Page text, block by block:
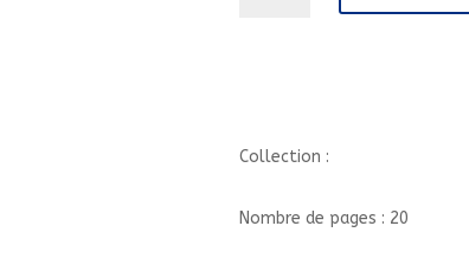
Collection :
Nombre de pages : 20